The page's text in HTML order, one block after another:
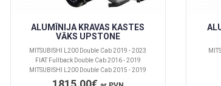
ALUMĪNIJA KRAVAS KASTES
VĀKS UPSTONE
MITSUBISHI L200 Double Cab 2019 - 2023
FIAT Fullback Double Cab 2016 - 2019
MITSUBISHI L200 Double Cab 2015 - 2019